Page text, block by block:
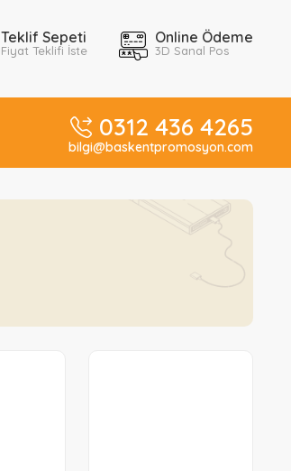
Teklif Sepeti
Fiyat Teklifi İste
Online Ödeme
3D Sanal Pos
0312 436 4265
bilgi@baskentpromosyon.com